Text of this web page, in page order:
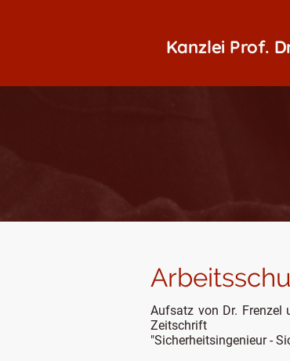
Kanzlei Prof.
Aufsatz von Dr. Frenzel
Zeitschrift
"Sicherheitsingenieur -